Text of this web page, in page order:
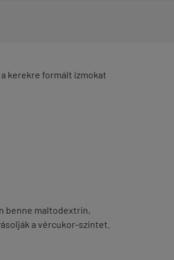
kerekre formált izmokat
benne maltodextrin,
a vércukor-szintet.